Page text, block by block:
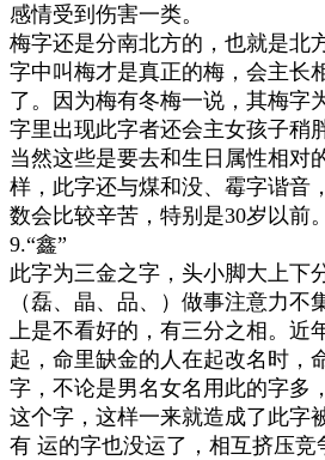
感情受到伤害一类。
梅字还是分南北方的，也就是北
字中叫梅才是真正的梅，会主长
了。因为梅有冬梅一说，其梅字
字里出现此字者还会主女孩子稍
当然这些是要去和生日属性相对
样，此字还与煤和没、霉字谐音
数会比较辛苦，特别是30岁以前。
9.“鑫”
此字为三金之字，头小脚大上下
（磊、晶、品、）做事注意力不
上是不看好的，有三分之相。近
起，命里缺金的人在起改名时，
字，不论是男名女名用此的字多
这个字，这样一来就造成了此字
有 运的字也没运了，相互挤压竞